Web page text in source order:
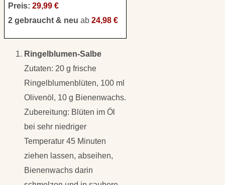
Preis: 29,99 €
2 gebraucht & neu ab 24,98 €
Ringelblumen-Salbe
Zutaten: 20 g frische
Ringelblumenblüten, 100 ml
Olivenöl, 10 g Bienenwachs.
Zubereitung: Blüten im Öl
bei sehr niedriger
Temperatur 45 Minuten
ziehen lassen, abseihen,
Bienenwachs darin